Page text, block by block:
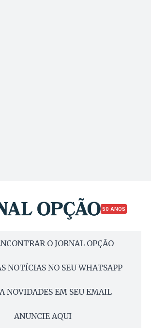
50 ANOS
O JORNAL OPÇÃO
NOTÍCIAS NO SEU WHATSAPP
NOVIDADES EM SEU EMAIL
ANUNCIE AQUI